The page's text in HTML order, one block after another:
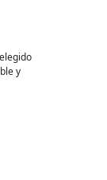
y